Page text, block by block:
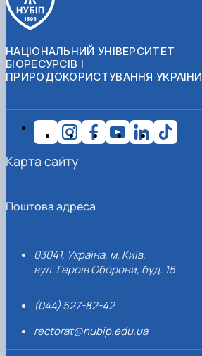
НАЦІОНАЛЬНИЙ УНІВЕРСИТЕТ
БІОРЕСУРСІВ І
ПРИРОДОКОРИСТУВАННЯ УКРАЇНИ
Поштова адреса
03041, Україна, м. Київ,
вул. Героїв Оборони, буд. 15.
(044) 527-82-42
rectorat@nubip.edu.ua
Карта сайту